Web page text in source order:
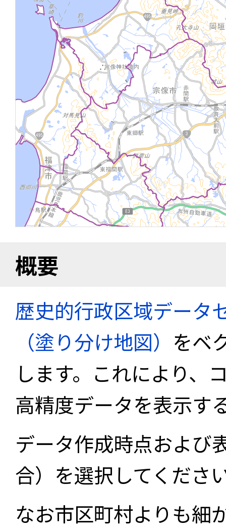
概要
歴史的行政区域データ
（塗り分け地図） をベ
します。これにより、
高精度データを表示す
データ作成時点および
合）を選択してくださ
なお市区町村よりも細